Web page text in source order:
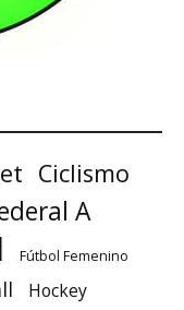
Ciclismo
A
Fútbol Femenino
Hockey